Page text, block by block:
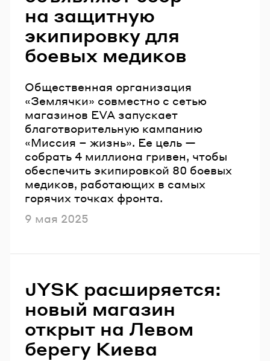
на защитную
экипировку для
боевых медиков
Общественная организация
«Землячки» совместно с сетью
магазинов EVA запускает
благотворительную кампанию
«Миссия – жизнь». Ее цель —
собрать 4 миллиона гривен, чтобы
обеспечить экипировкой 80 боевых
медиков, работающих в самых
горячих точках фронта.
Опубликовано
9 мая 2025
JYSK расширяется:
новый магазин
открыт на Левом
берегу Киева